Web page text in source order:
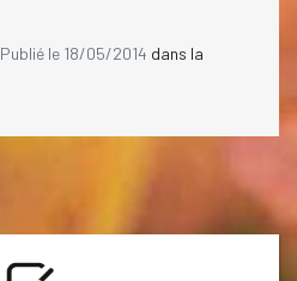
Publié le 18/05/2014 dans la